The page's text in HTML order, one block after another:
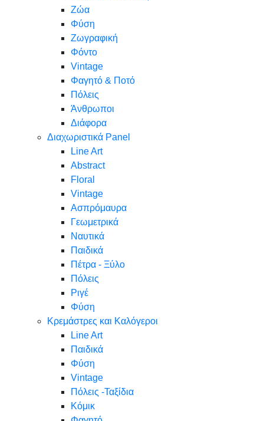
Ζώα
Φύση
Ζωγραφική
Φόντο
Vintage
Φαγητό & Ποτό
Πόλεις
Άνθρωποι
Διάφορα
Διαχωριστικά Panel
Line Art
Abstract
Floral
Vintage
Ασπρόμαυρα
Γεωμετρικά
Ναυτικά
Παιδικά
Πέτρα - Ξύλο
Πόλεις
Ριγέ
Φύση
Κρεμάστρες και Καλόγεροι
Line Art
Παιδικά
Φύση
Vintage
Πόλεις -Ταξίδια
Κόμικ